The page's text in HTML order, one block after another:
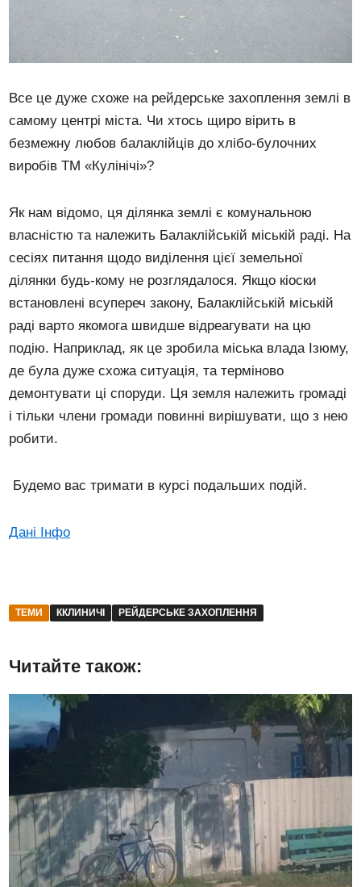
Все це дуже схоже на рейдерське захоплення землі в
самому центрі міста. Чи хтось щиро вірить в
безмежну любов балаклійців до хлібо-булочних
виробів ТМ «Кулінічі»?
Як нам відомо, ця ділянка землі є комунальною
власністю та належить Балаклійській міській раді. На
сесіях питання щодо виділення цієї земельної
ділянки будь-кому не розглядалося. Якщо кіоски
встановлені всупереч закону, Балаклійській міській
раді варто якомога швидше відреагувати на цю
подію. Наприклад, як це зробила міська влада Ізюму,
де була дуже схожа ситуація, та терміново
демонтувати ці споруди. Ця земля належить громаді
і тільки члени громади повинні вирішувати, що з нею
робити.
Будемо вас тримати в курсі подальших подій.
Дані Інфо
ТЕМИ ККЛИНИЧІ РЕЙДЕРСЬКЕ ЗАХОПЛЕННЯ
Читайте також: